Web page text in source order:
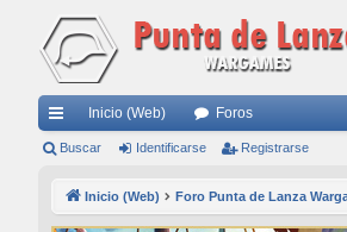
nl
Inicio (Web) Foros
Buscar Identificarse Registrarse
Inicio (Web) Foro Punta de Lanza